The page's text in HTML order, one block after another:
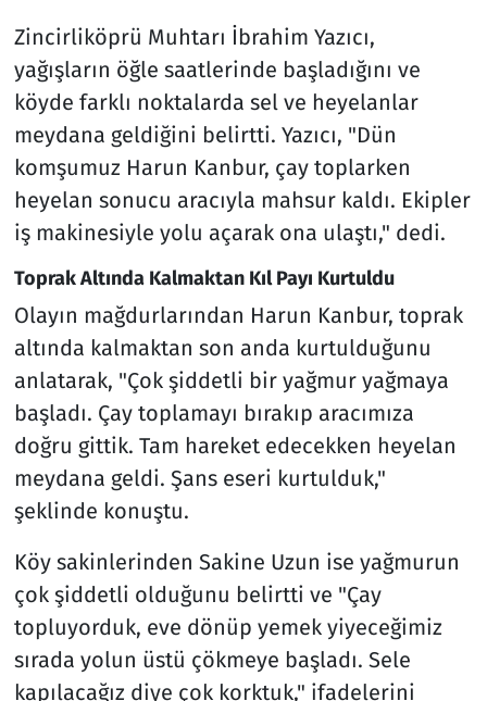
Zincirliköprü Muhtarı İbrahim Yazıcı,
yağışların öğle saatlerinde başladığını ve
köyde farklı noktalarda sel ve heyelanlar
meydana geldiğini belirtti. Yazıcı, "Dün
komşumuz Harun Kanbur, çay toplarken
heyelan sonucu aracıyla mahsur kaldı. Ekipler
iş makinesiyle yolu açarak ona ulaştı," dedi.
Toprak Altında Kalmaktan Kıl Payı Kurtuldu
Olayın mağdurlarından Harun Kanbur, toprak
altında kalmaktan son anda kurtulduğunu
anlatarak, "Çok şiddetli bir yağmur yağmaya
başladı. Çay toplamayı bırakıp aracımıza
doğru gittik. Tam hareket edecekken heyelan
meydana geldi. Şans eseri kurtulduk,"
şeklinde konuştu.
Köy sakinlerinden Sakine Uzun ise yağmurun
çok şiddetli olduğunu belirtti ve "Çay
topluyorduk, eve dönüp yemek yiyeceğimiz
sırada yolun üstü çökmeye başladı. Sele
kapılacağız diye çok korktuk," ifadelerini